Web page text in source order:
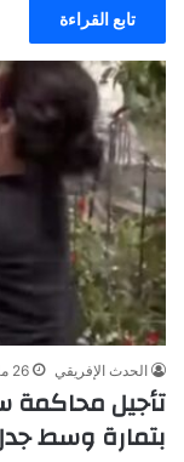
تابع القراءة
الحدث الإفريقي 26 مارس، 2025
تأجيل محاكمة
بتمارة وسط